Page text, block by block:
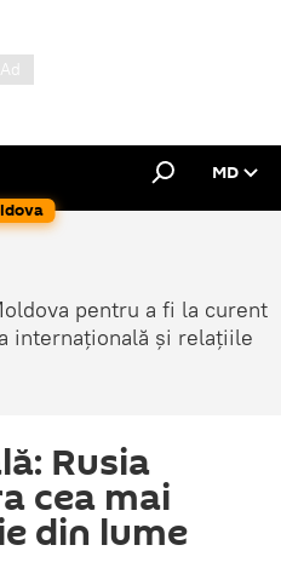
MD
pentru a fi la curent
internațională și relațiile
Rusia
cea mai
din lume